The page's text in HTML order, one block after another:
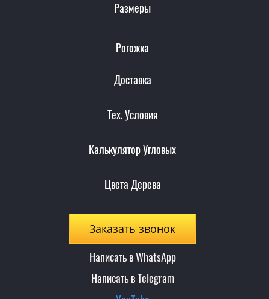
Размеры
Рогожка
Доставка
Тех. Условия
Калькулятор Угловых
Цвета Дерева
Заказать звонок
Написать в WhatsApp
Написать в Telegram